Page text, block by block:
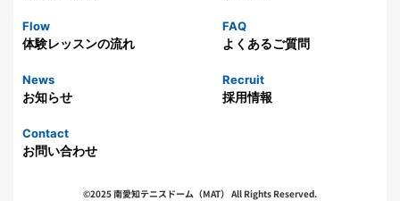
Flow
体験レッスンの流れ
FAQ
よくあるご質問
News
お知らせ
Recruit
採用情報
Contact
お問い合わせ
©2025 南愛知テニスドーム（MAT） All Rights Reserved.